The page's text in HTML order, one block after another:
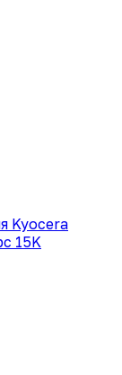
Kyocera
15K